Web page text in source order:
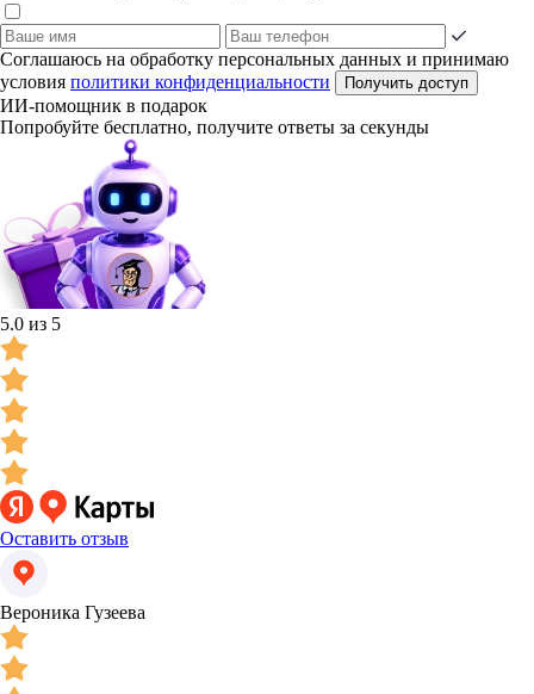
Соглашаюсь на обработку персональных данных и принимаю
условия политики конфиденциальности Получить доступ
ИИ-помощник в подарок
Попробуйте бесплатно, получите ответы за секунды
5.0 из 5
Оставить отзыв
Вероника Гузеева